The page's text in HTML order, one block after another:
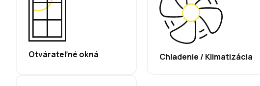
Otvárateľné okná Chladenie / Klimatizácia